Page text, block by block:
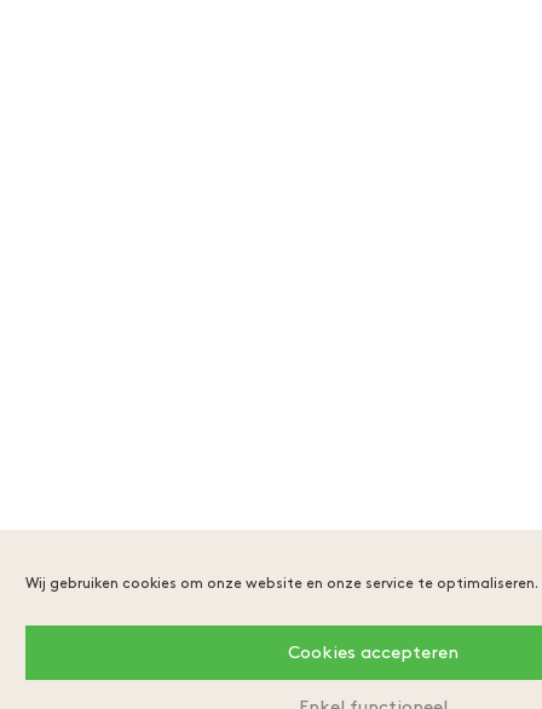
Wij gebruiken cookies om onze website en onze service te optimaliseren.
Cookies accepteren